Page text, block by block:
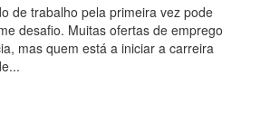
de trabalho pela primeira vez pode
desafio. Muitas ofertas de emprego
mas quem está a iniciar a carreira